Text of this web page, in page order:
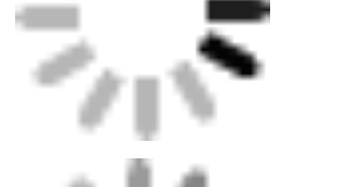
Verpakking: tegenlaag voor machines tot
exportniveau, standaard karton voor kleinere
onderdelen.
Verzending: Standard oceaan, land en
luchtvervoer beschikbaar.